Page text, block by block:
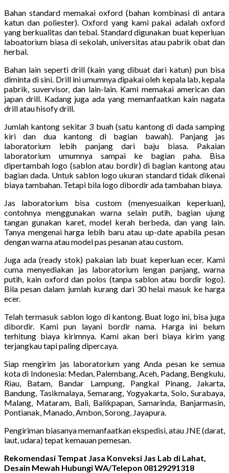
Bahan standard memakai oxford (bahan kombinasi di antara
katun dan poliester). Oxford yang kami pakai adalah oxford
yang berkualitas dan tebal. Standard digunakan buat keperluan
laboatorium biasa di sekolah, universitas atau pabrik obat dan
herbal.
Bahan lain seperti drill (kain yang dibuat dari katun) pun bisa
diminta di sini. Drill ini umumnya dipakai oleh kepala lab, kepala
pabrik, suvervisor, dan lain-lain. Kami memakai american dan
japan drill. Kadang juga ada yang memanfaatkan kain nagata
drill atau hisofy drill.
Jumlah kantong sekitar 3 buah (satu kantong di dada samping
kiri dan dua kantong di bagian bawah). Panjang jas
laboratorium lebih panjang dari baju biasa. Pakaian
laboratorium umumnya sampai ke bagian paha. Bisa
dipertambah logo (sablon atau bordir) di bagian kantong atau
bagian dada. Untuk sablon logo ukuran standard tidak dikenai
biaya tambahan. Tetapi bila logo dibordir ada tambahan biaya.
Jas laboratorium bisa custom (menyesuaikan keperluan},
contohnya menggunakan warna selain putih, bagian ujung
tangan gunakan karet, model kerah berbeda, dan yang lain.
Tanya mengenai harga lebih baru atau up-date apabila pesan
dengan warna atau model pas pesanan atau custom.
Juga ada (ready stok) pakaian lab buat keperluan ecer. Kami
cuma menyediakan jas laboratorium lengan panjang, warna
putih, kain oxford dan polos (tanpa sablon atau bordir logo).
Bila pesan dalam jumlah kurang dari 30 helai masuk ke harga
ecer.
Telah termasuk sablon logo di kantong. Buat logo ini, bisa juga
dibordir. Kami pun layani bordir nama. Harga ini belum
terhitung biaya kirimnya. Kami akan beri biaya kirim yang
terjangkau tapi paling dipercaya.
Siap mengirim jas laboratorium yang Anda pesan ke semua
kota di Indonesia: Medan, Palembang, Aceh, Padang, Bengkulu,
Riau, Batam, Bandar Lampung, Pangkal Pinang, Jakarta,
Bandung, Tasikmalaya, Semarang, Yogyakarta, Solo, Surabaya,
Malang, Mataram, Bali, Balikpapan, Samarinda, Banjarmasin,
Pontianak, Manado, Ambon, Sorong, Jayapura.
Pengiriman biasanya memanfaatkan ekspedisi, atau JNE (darat,
laut, udara) tepat kemauan pemesan.
Rekomendasi Tempat Jasa Konveksi Jas Lab di Lahat,
Desain Mewah Hubungi WA/Telepon 08129291318